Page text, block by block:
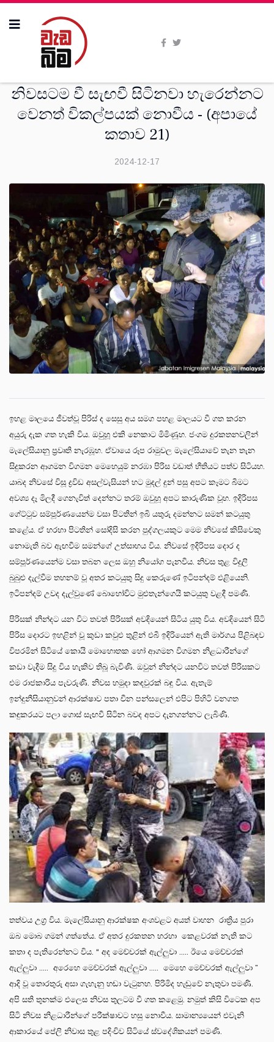
නිවසටම වී සැඟවී සිටිනවා හැරෙන්නට
වෙනත් විකල්පයක් නොවීය - (අපායේ
කතාව 21)
2024-12-17
ඉහළ මාලයෙ ජීවත්වූ පිරිස් ද සෙසු අය සමග පහළ මාලයට වී ගත කරන
අයුරු දැක ගත හැකි විය. ඔවුහූ එකි නෙකාට මිමිණූහ. ජංගම දුරකතනවලින්
මැලේසියානු ප්‍රවෘති නැරඹූහ. ඒවායෙ රූප රාමුවල මැලේසියාවේ තැන තැන
සිදුකරන ආගමන විගමන මෙහෙයුම් නරඹා පිරිස වඩාත් භීතියට පත්ව සිටියහ.
යාබද නිවසේ විසූ ද්‍රවිඩ අසල්වැසියන් හට මුදල් දුන් පසු අපට කෑමට බීමට
අවශ්‍ය දෑ මිලදී ගෙනැවිත් දෙන්නට තරම් ඔවුහූ අපට කාරුණික වූහ. ඉදිරිපස
ගේට්ටුව සම්පූර්ණයෙන්ම වසා පිටතින් ඉබි යතුරු දමන්නට සමන් කටයුතු
කළේය. ඒ හරහා පිටතින් සෝදිසි කරන පුද්ගලයකුට මෙම නිවසේ කිසිවෙකු
නොමැති බව ඇඟවීම සමන්ගේ උත්සාහය විය. නිවසේ ඉදිරිපස දොර ද
සම්පූර්ණයෙන්ම වසා තබන ලෙස ඔහු නියෝග පැනවීය. නිවස තුළ විදුලි
බුබුළු දැල්වීම තහනම් වූ අතර කටයුතු සිදු කෙරුණේ ඉටිපන්දම් එළියෙනි.
ඉටිපන්දම් උවද දැල්වුණේ බොහෝවිට මුළුතැන්ගෙයි කටයුතු වළදී පමණි.
පිරිසක් නින්දට යන විට තවත් පිරිසක් අවදියෙන් සිටිය යුතු විය. අවදියෙන් සිටි
පිරිස දොරට ඉහළින් වූ කුඩා කවුළු තුළින් එබී ඉදිරියෙන් ඇති මාර්ගය පිළිබඳව
විපරමින් සිටියේ කොයි මොහොතක හෝ ආගමන විගමන නිළධාරීන්ගේ
කඩා වැදීම සිදු විය හැකිව තිබූ බැවිණි. ඔවුන් නින්දට යනවිට තවත් පිරිසකට
එම රාජකාරිය පැවරුණි. නිවස හමුදා කඳවුරක් බඳු විය. ඇතැම්
ඉන්දුනීසියානුවන් ආරක්ෂාව පතා චීන පන්සලෙන් එපිට පිහිටි වනගත
කඳුකරයට පලා ගොස් සැඟවී සිටින බවද අපට දැනගන්නට ලැබිණි.
තත්වය උග්‍ර විය. මැලේසියානු ආරක්ෂක අංශවළට අයත් වාහන රාත්‍රිය පුරා
ඔබ මොබ ගමන් ගත්තේය. ඒ අතර දුරකතන හරහා කෙළවරක් නැති කට
කතා ද පැතිරෙන්නට විය. “ අද මෙච්චරක් ඇල්ලුවා ..... ඊයෙ මෙච්චරක්
ඇල්ලුවා ..... අරෙහෙ මෙච්චරක් ඇල්ලුවා ..... මෙහෙ මෙච්චරක් ඇල්ලුවා ”
ආදි වූ තොරතුරු අසා ගැහැනු හඬා වැටුනහ. පිරිමිද හැඬුවේ නැතුවා පමණි.
අපි සති තුනක්ම එලෙස නිවස තුලටම වී ගත කළෙමු. නමුත් කිසි විටෙක අප
සිටි නිවස නිළධාරීන්ගේ පරීක්ෂාවට හසු නොවීය. සාමාන්‍යයෙන් එවැනි
ආකාරයේ පේලි නිවාස තුළ පදිංචිව සිටියේ ස්වදේශිකයන් පමණි.